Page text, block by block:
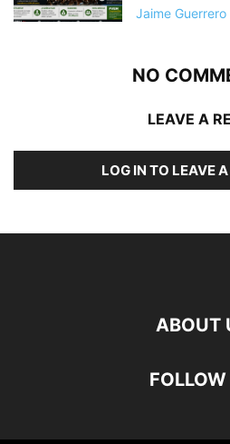
Jaime Guerrero
NO
LEAVE A
LOG IN TO LEAVE
ABOUT